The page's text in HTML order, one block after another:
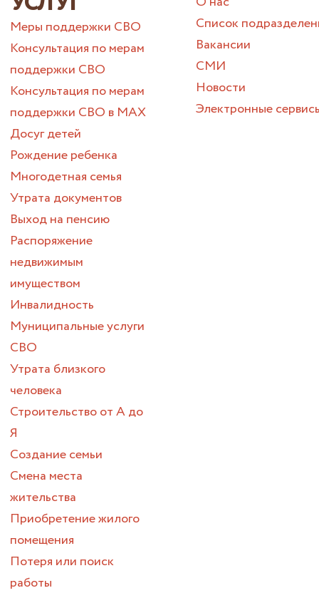
Меры поддержки СВО
Консультация по мерам
поддержки СВО
Консультация по мерам
поддержки СВО в МАХ
Досуг детей
Рождение ребенка
Многодетная семья
Утрата документов
Выход на пенсию
Распоряжение
недвижимым
имуществом
Инвалидность
Муниципальные услуги
СВО
Утрата близкого
человека
Строительство от А до
Я
Создание семьи
Смена места
жительства
Приобретение жилого
помещения
Потеря или поиск
работы
Список
Вакансии
СМИ
Новости
Электронные